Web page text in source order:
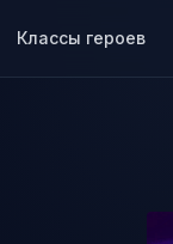
Классы героев